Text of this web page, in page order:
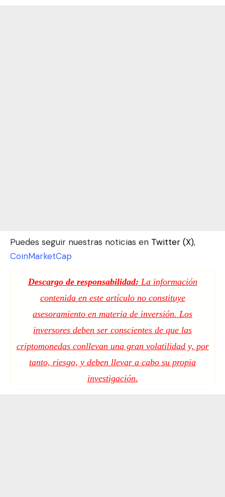
Puedes seguir nuestras noticias en Twitter (X),
CoinMarketCap
Descargo de responsabilidad: La información
contenida en este artículo no constituye
asesoramiento en materia de inversión. Los
inversores deben ser conscientes de que las
criptomonedas conllevan una gran volatilidad y, por
tanto, riesgo, y deben llevar a cabo su propia
investigación.